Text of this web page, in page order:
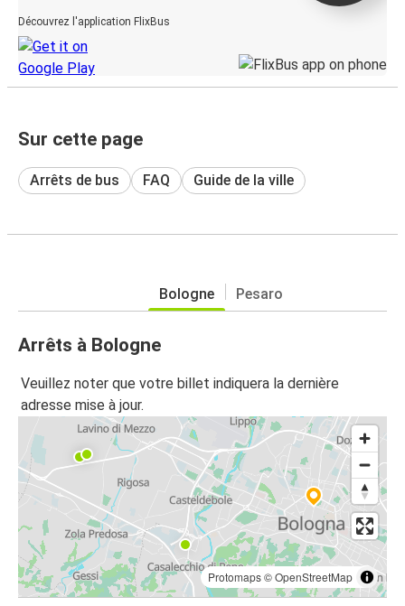
Découvrez l'application FlixBus
Sur cette page
Arrêts de bus FAQ Guide de la ville
Bologne Pesaro
Arrêts à Bologne
Veuillez noter que votre billet indiquera la dernière
adresse mise à jour.
Protomaps©OpenStreetMap